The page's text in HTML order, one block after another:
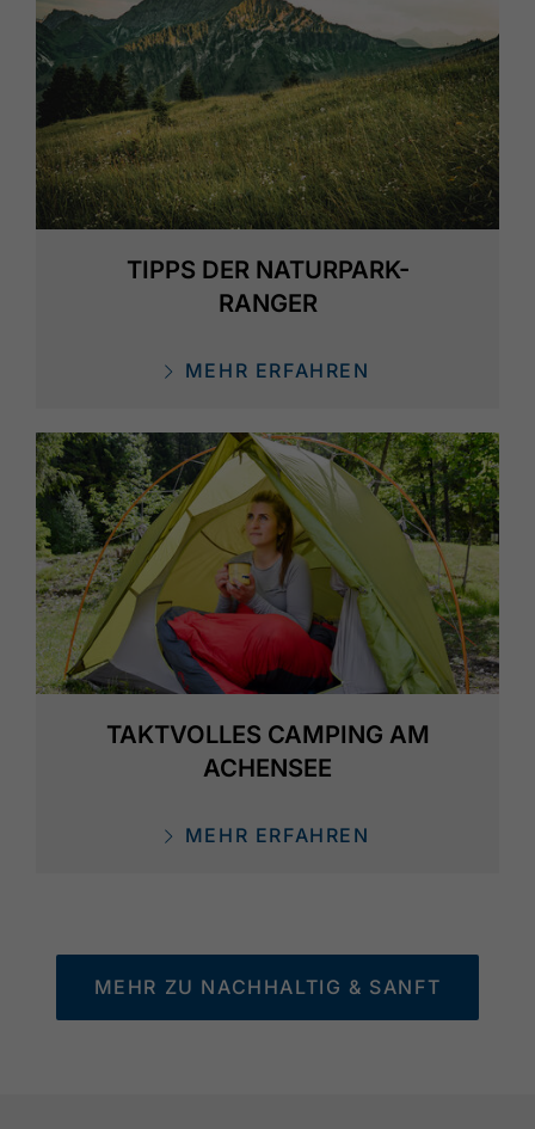
TIPPS DER NATURPARK-
RANGER
MEHR ERFAHREN
TAKTVOLLES CAMPING AM
ACHENSEE
MEHR ERFAHREN
MEHR ZU NACHHALTIG & SANFT